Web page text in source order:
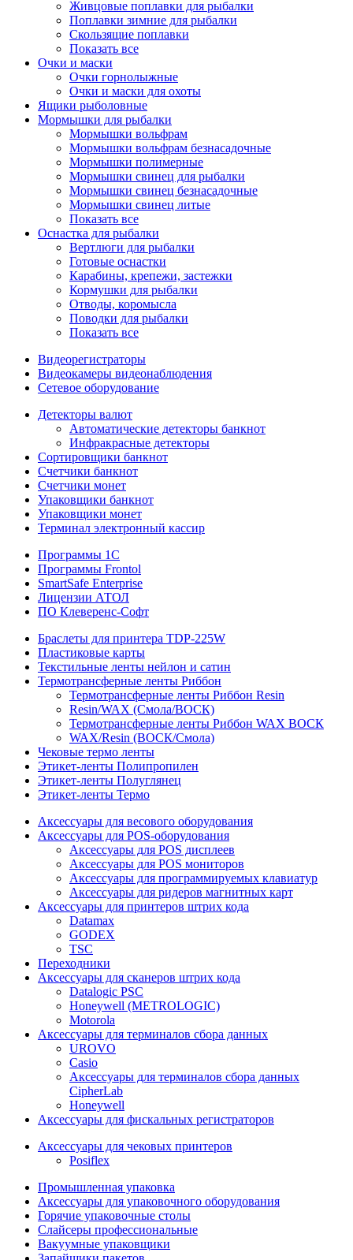
Живцовые поплавки для рыбалки
Поплавки зимние для рыбалки
Скользящие поплавки
Показать все
Очки и маски
Очки горнолыжные
Очки и маски для охоты
Ящики рыболовные
Мормышки для рыбалки
Мормышки вольфрам
Мормышки вольфрам безнасадочные
Мормышки полимерные
Мормышки свинец для рыбалки
Мормышки свинец безнасадочные
Мормышки свинец литые
Показать все
Оснастка для рыбалки
Вертлюги для рыбалки
Готовые оснастки
Карабины, крепежи, застежки
Кормушки для рыбалки
Отводы, коромысла
Поводки для рыбалки
Показать все
Видеорегистраторы
Видеокамеры видеонаблюдения
Сетевое оборудование
Детекторы валют
Автоматические детекторы банкнот
Инфракрасные детекторы
Сортировщики банкнот
Счетчики банкнот
Счетчики монет
Упаковщики банкнот
Упаковщики монет
Терминал электронный кассир
Программы 1C
Программы Frontol
SmartSafe Enterprise
Лицензии АТОЛ
ПО Клеверенс-Софт
Браслеты для принтера TDP-225W
Пластиковые карты
Текстильные ленты нейлон и сатин
Термотрансферные ленты Риббон
Термотрансферные ленты Риббон Resin
Resin/WAX (Смола/ВОСК)
Термотрансферные ленты Риббон WAX ВОСК
WAX/Resin (ВОСК/Смола)
Чековые термо ленты
Этикет-ленты Полипропилен
Этикет-ленты Полуглянец
Этикет-ленты Термо
Аксессуары для весового оборудования
Аксессуары для POS-оборудования
Аксессуары для POS дисплеев
Аксессуары для POS мониторов
Аксессуары для программируемых клавиатур
Аксессуары для ридеров магнитных карт
Аксессуары для принтеров штрих кода
Datamax
GODEX
TSC
Переходники
Аксессуары для сканеров штрих кода
Datalogic PSC
Honeywell (METROLOGIC)
Motorola
Аксессуары для терминалов сбора данных
UROVO
Casio
Аксессуары для терминалов сбора данных
CipherLab
Honeywell
Аксессуары для фискальных регистраторов
Аксессуары для чековых принтеров
Posiflex
Промышленная упаковка
Аксессуары для упаковочного оборудования
Горячие упаковочные столы
Слайсеры профессиональные
Вакуумные упаковщики